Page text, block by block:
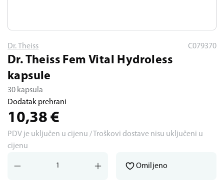
Dr. Theiss C079370
Dr. Theiss Fem Vital Hydroless
kapsule
30 kapsula
Dodatak prehrani
10,38 €
PDV je uključen u cijenu / Troškovi dostave nisu uključeni u
cijenu
Omiljeno